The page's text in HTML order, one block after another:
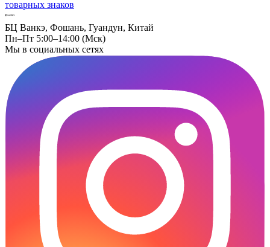
товарных знаков
БЦ Ванкэ, Фошань, Гуандун, Китай
Пн–Пт 5:00–14:00 (Мск)
Мы в социальных сетях